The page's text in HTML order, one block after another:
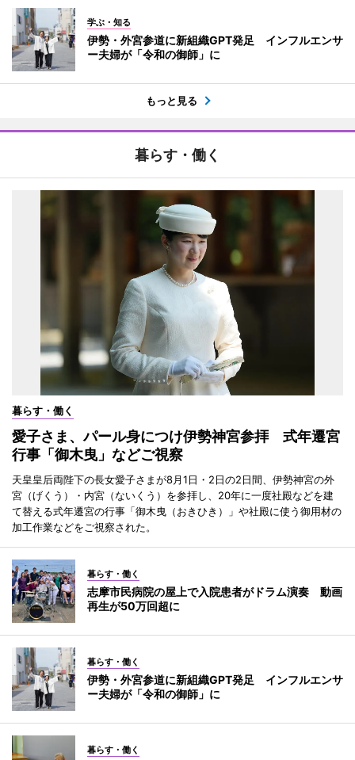
学ぶ・知る
伊勢・外宮参道に新組織GPT発足 インフルエンサ
ー夫婦が「令和の御師」に
もっと見る
暮らす・働く
暮らす・働く
愛子さま、パール身につけ伊勢神宮参拝 式年遷宮
行事「御木曳」などご視察
天皇皇后両陛下の長女愛子さまが8月1日・2日の2日間、伊勢神宮の外
宮（げくう）・内宮（ないくう）を参拝し、20年に一度社殿などを建
て替える式年遷宮の行事「御木曳（おきひき）」や社殿に使う御用材の
加工作業などをご視察された。
暮らす・働く
志摩市民病院の屋上で入院患者がドラム演奏 動画
再生が50万回超に
暮らす・働く
伊勢・外宮参道に新組織GPT発足 インフルエンサ
ー夫婦が「令和の御師」に
暮らす・働く